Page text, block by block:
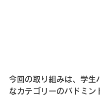
今回の取り組みは、学生
なカテゴリーのバドミン